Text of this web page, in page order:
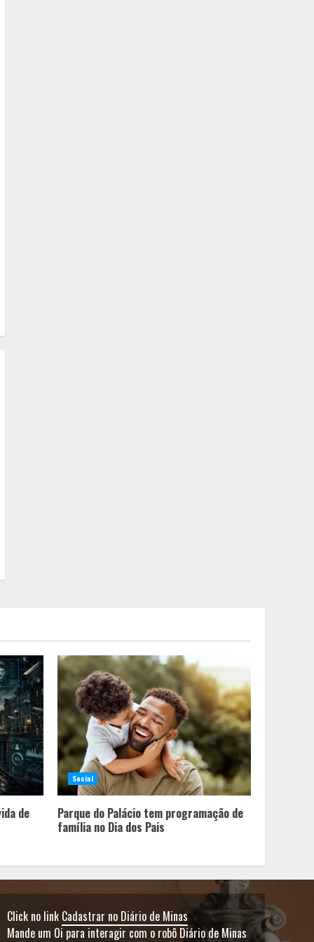
de
Social
Parque do Palácio tem programação de
família no Dia dos Pais
Click no link Cadastrar no Diário de Minas
Mande um Oi para interagir com o robô Diário de Minas